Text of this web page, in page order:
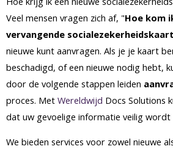
Veel mensen vragen zich af, "Hoe kom
vervangende
nieuwe kunt aanvragen. Als je je kaart
beschadigd, of een nieuwe nodig hebt,
door de volgende stappen leiden
proces. Met Wereldwijd Docs Solutions
dat uw gevoelige informatie veilig wordt
We bieden services voor zowel nieuwe